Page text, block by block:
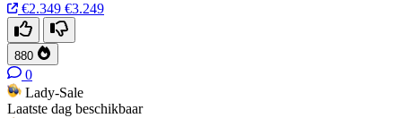
€2.349 €3.249
880
0
Lady-Sale
Laatste dag beschikbaar